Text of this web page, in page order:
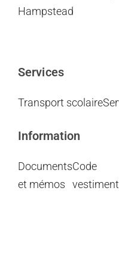
Hampstead
Services
Transport scolaire
Information
Documents
et mémos
Code